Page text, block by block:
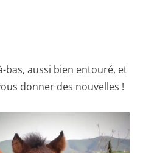
bas, aussi bien entouré, et
donner des nouvelles !